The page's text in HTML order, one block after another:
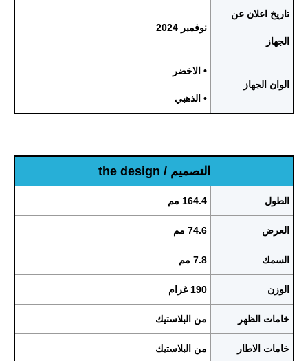
تاريخ اعلان عن
الجهاز
نوفمبر 2024
الوان الجهاز
• الاخضر
• الذهبي
التصميم / the design
الطول 164.4 مم
العرض 74.6 مم
السمك 7.8 مم
الوزن 190 غرام
خامات الظهر من البلاستيك
خامات الاطار من البلاستيك